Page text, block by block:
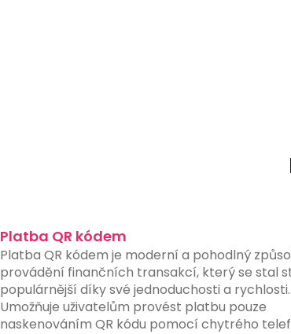
Platba QR kódem
Platba QR kódem je moderní a pohodlný
provádění finančních transakcí, který se stal
populárnější díky své jednoduchosti a rychlosti.
Umožňuje uživatelům provést platbu pouze
naskenováním QR kódu pomocí chytrého